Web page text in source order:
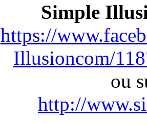
Simple
https://
Illusioncom/
ou
http://